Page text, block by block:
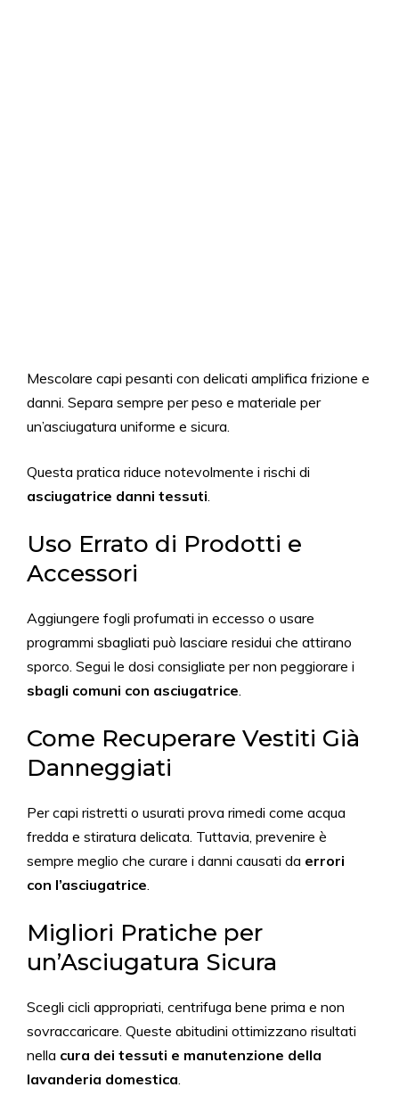
Mescolare capi pesanti con delicati amplifica frizione e
danni. Separa sempre per peso e materiale per
un’asciugatura uniforme e sicura.
Questa pratica riduce notevolmente i rischi di
asciugatrice danni tessuti.
Uso Errato di Prodotti e
Accessori
Aggiungere fogli profumati in eccesso o usare
programmi sbagliati può lasciare residui che attirano
sporco. Segui le dosi consigliate per non peggiorare i
sbagli comuni con asciugatrice.
Come Recuperare Vestiti Già
Danneggiati
Per capi ristretti o usurati prova rimedi come acqua
fredda e stiratura delicata. Tuttavia, prevenire è
sempre meglio che curare i danni causati da errori
con l’asciugatrice.
Migliori Pratiche per
un’Asciugatura Sicura
Scegli cicli appropriati, centrifuga bene prima e non
sovraccaricare. Queste abitudini ottimizzano risultati
nella cura dei tessuti e manutenzione della
lavanderia domestica.